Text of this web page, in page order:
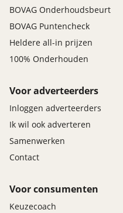
BOVAG Onderhoudsbeurt
BOVAG Puntencheck
Heldere all-in prijzen
100% Onderhouden
Voor adverteerders
Inloggen adverteerders
Ik wil ook adverteren
Samenwerken
Contact
Voor consumenten
Keuzecoach